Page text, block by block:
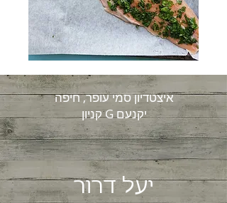
איצטדיון סמי עופר, חיפה
קניון G יקנעם
יעל דרור